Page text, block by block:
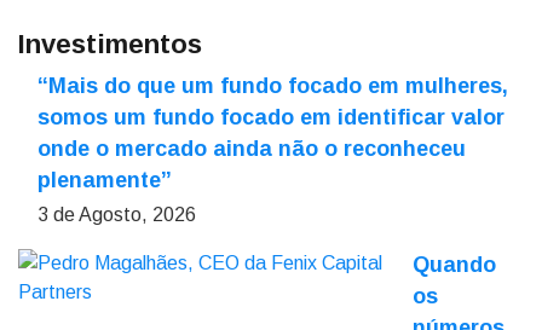
Investimentos
“Mais do que um fundo focado em mulheres,
somos um fundo focado em identificar valor
onde o mercado ainda não o reconheceu
plenamente”
3 de Agosto, 2026
Quando
os